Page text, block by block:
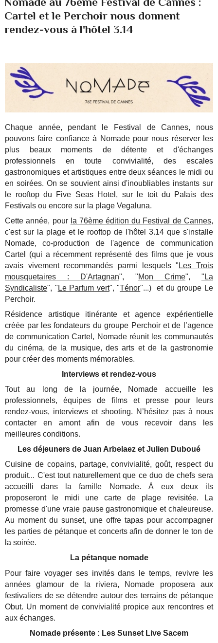
Cartel et le Perchoir nous donnent
rendez-vous à l'hôtel 3.14
Chaque année, pendant le Festival de Cannes, nous
pouvons faire confiance à Nomade pour nous réserver les
plus beaux moments de détente et d'échanges
professionnels en toute convivialité, des escales
gastronomiques et artistiques entre deux séances le midi ou
en soirées. On se souvient ainsi d'inoubliables instants sur
le rooftop du Five Seas Hotel, sur le toit du Palais des
Festivals ou encore sur la plage Vegaluna.
Cette année, pour la 76ème édition du Festival de Cannes,
c'est sur la plage et le rooftop de l'hôtel 3.14 que s'installe
Nomade, co-production de l'agence de communication
Cartel (qui a récemment représenté des films que je vous
avais vivement recommandés parmi lesquels " Les Trois
mousquetaires : D'Artagnan", "Mon Crime", "La
Syndicaliste", " Le Parfum vert", "Ténor"...) et du groupe Le
Perchoir.
Résidence artistique itinérante et agence expérientielle
créée par les fondateurs du groupe Perchoir et de l’agence
de communication Cartel, Nomade réunit les communautés
du cinéma, de la musique, des arts et de la gastronomie
pour créer des moments mémorables.
Interviews et rendez-vous
Tout au long de la journée, Nomade accueille les
professionnels, équipes de films et presse pour leurs
rendez-vous, interviews et shooting. N’hésitez pas à nous
contacter en amont afin de vous recevoir dans les
meilleures conditions.
Les déjeuners de Juan Arbelaez et Julien Duboué
Cuisine de copains, partage, convivialité, goût, respect du
produit... C'est tout naturellement que ce duo de chefs sera
accueilli dans la famille Nomade. À eux deux ils
proposeront le midi une carte de plage revisitée. La
promesse d'une vraie pause gastronomique et chaleureuse.
Au moment du sunset, une offre tapas pour accompagner
les parties de pétanque et concerts afin de donner le ton de
la soirée.
La pétanque nomade
Pour faire voyager ses invités dans le temps, revivre les
années glamour de la riviera, Nomade proposera aux
festivaliers de se détendre autour des terrains de pétanque
Obut. Un moment de convivialité propice aux rencontres et
aux échanges.
Nomade présente : Les Sunset Live Sacem